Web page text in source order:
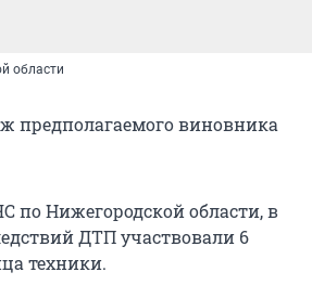
области
предполагаемого виновника
Нижегородской области, в
ДТП участвовали 6
техники.